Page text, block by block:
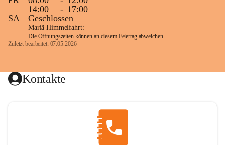
14:00
- 17:00
SA
Geschlossen
Mariä Himmelfahrt:
Die Öffnungszeiten können an diesem Feiertag abweichen.
Zuletzt bearbeitet: 07.05.2026
Kontakte